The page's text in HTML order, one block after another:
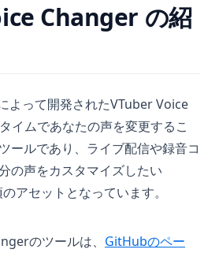
Explained
Everything You Need to Know
必要なすべてを知る
のリストを簡単にZipする方法
算方法
する方法
Changer の紹
よって開発されたVTuber Voice
イムであなたの声を変更するこ
ールであり、ライブ配信や録音コ
の声をカスタマイズしたい
アセットとなっています。
のツールは、 GitHubのペー